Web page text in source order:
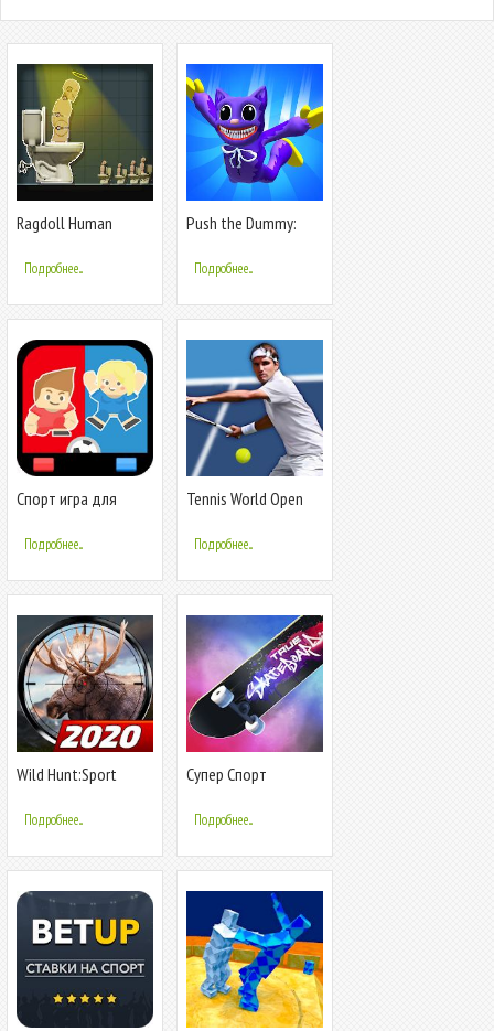
Ragdoll Human
Подробнее...
Push the Dummy:
Подробнее...
Спорт игра для
сумо теннис футбол
Подробнее...
Tennis World Open
Теннис
Подробнее...
Wild Hunt:Sport
Спортивная Охота
3D
Подробнее...
Супер Спорт
Круто Скейтер
Город
Подробнее...